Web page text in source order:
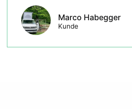
Marco Habegger
Kunde